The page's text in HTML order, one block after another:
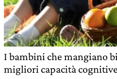
I bambini che mangiano
migliori capacità cognitive